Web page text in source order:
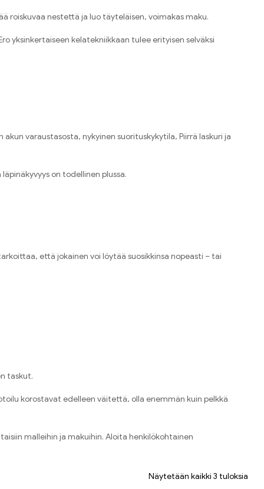
roiskuvaa nestettä ja luo täyteläisen, voimakas maku.
yksinkertaiseen kelatekniikkaan tulee erityisen selväksi
varaustasosta, nykyinen suorituskykytila, Piirrä laskuri ja
on todellinen plussa.
että jokainen voi löytää suosikkinsa nopeasti – tai
taskut.
korostavat edelleen väitettä, olla enemmän kuin pelkkä
malleihin ja makuihin. Aloita henkilökohtainen
Näytetään kaikki 3 tuloksia